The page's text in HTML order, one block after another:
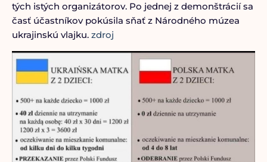
tých istých organizátorov. Po jednej z demonštrácií sa
časť účastníkov pokúsila sňať z Národného múzea
ukrajinskú vlajku. zdroj